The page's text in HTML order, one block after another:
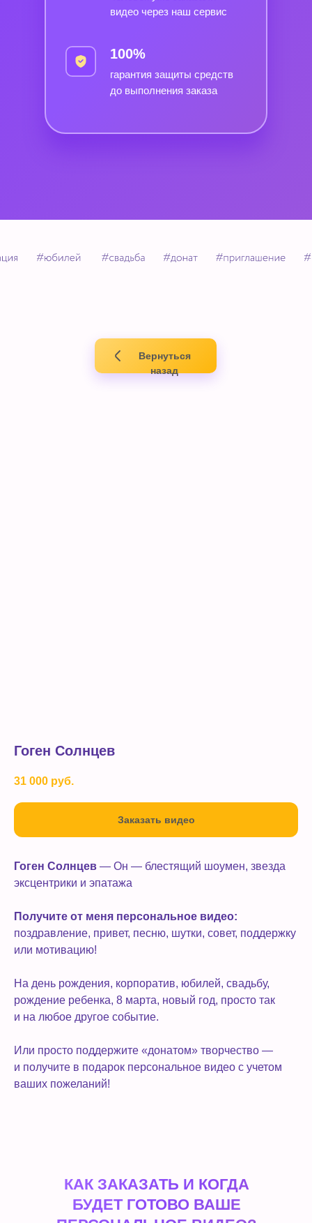
видео через наш сервис
гарантия защиты средств
до выполнения заказа
100%
Вернуться
назад
Гоген Солнцев
31 000 руб.
Заказать видео
Гоген Солнцев — Он — блестящий шоумен, звезда
эксцентрики и эпатажа
Получите от меня персональное видео:
поздравление, привет, песню, шутки, совет, поддержку
или мотивацию!
На день рождения, корпоратив, юбилей, свадьбу,
рождение ребенка, 8 марта, новый год, просто так
и на любое другое событие.
Или просто поддержите «донатом» творчество —
и получите в подарок персональное видео с учетом
ваших пожеланий!
КАК ЗАКАЗАТЬ И КОГДА
БУДЕТ ГОТОВО ВАШЕ